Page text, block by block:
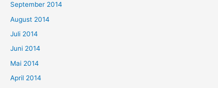
September 2014
August 2014
Juli 2014
Juni 2014
Mai 2014
April 2014